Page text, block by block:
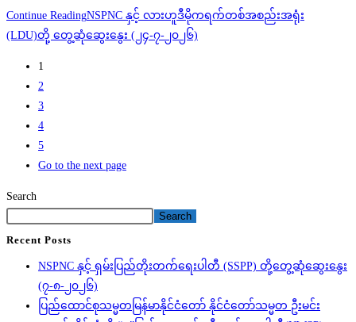
Continue ReadingNSPNC နှင့် လားဟူဒီမိုကရက်တစ်အစည်းအရုံး
(LDU)တို့ တွေ့ဆုံဆွေးနွေး (၂၄-၇-၂၀၂၆)
1
2
3
4
5
Go to the next page
Search
Search
Recent Posts
NSPNC နှင့် ရှမ်းပြည်တိုးတက်ရေးပါတီ (SSPP) တို့တွေ့ဆုံဆွေးနွေး
(၇-၈-၂၀၂၆)
ပြည်ထောင်စုသမ္မတမြန်မာနိုင်ငံတော် နိုင်ငံတော်သမ္မတ ဦးမင်း